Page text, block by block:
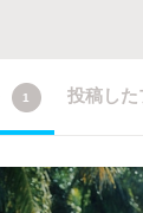
1 投稿した